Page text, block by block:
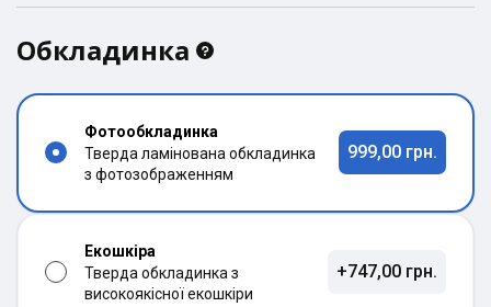
Обкладинка
Фотообкладинка
Тверда ламінована обкладинка
з фотозображенням
999,00 грн.
Екошкіра
Тверда обкладинка з
високоякісної екошкіри
+747,00 грн.